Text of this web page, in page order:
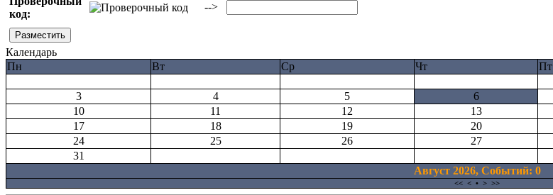
код:
-->
Календарь
Пн
Вт Ср Чт Пт
3
4 5 6
10
11 12 13
17
18 19 20
24
25 26 27
31
Август 2026, Cобытий: 0
<< < • > >>